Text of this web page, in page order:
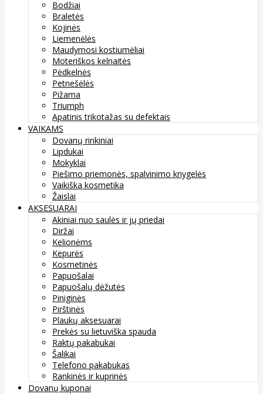
Bodžiai
Braletės
Kojinės
Liemenėlės
Maudymosi kostiumėliai
Moteriškos kelnaitės
Pėdkelnės
Petnešėlės
Pižama
Triumph
Apatinis trikotažas su defektais
VAIKAMS
Dovanų rinkiniai
Lipdukai
Mokyklai
Piešimo priemonės, spalvinimo knygelės
Vaikiška kosmetika
Žaislai
AKSESUARAI
Akiniai nuo saulės ir jų priedai
Diržai
Kelionėms
Kepurės
Kosmetinės
Papuošalai
Papuošalų dėžutės
Piniginės
Pirštinės
Plaukų aksesuarai
Prekės su lietuviška spauda
Raktų pakabukai
Šalikai
Telefono pakabukas
Rankinės ir kuprinės
Dovanų kuponai